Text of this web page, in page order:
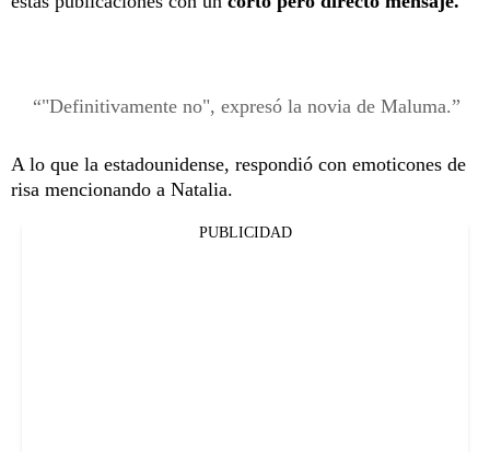
"Definitivamente no", expresó la novia de Maluma.
A lo que la estadounidense, respondió con emoticones de
risa mencionando a Natalia.
PUBLICIDAD